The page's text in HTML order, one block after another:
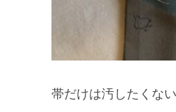
帯だけは汚したくな